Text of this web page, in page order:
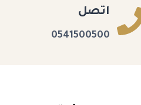
اتصل
0541500500